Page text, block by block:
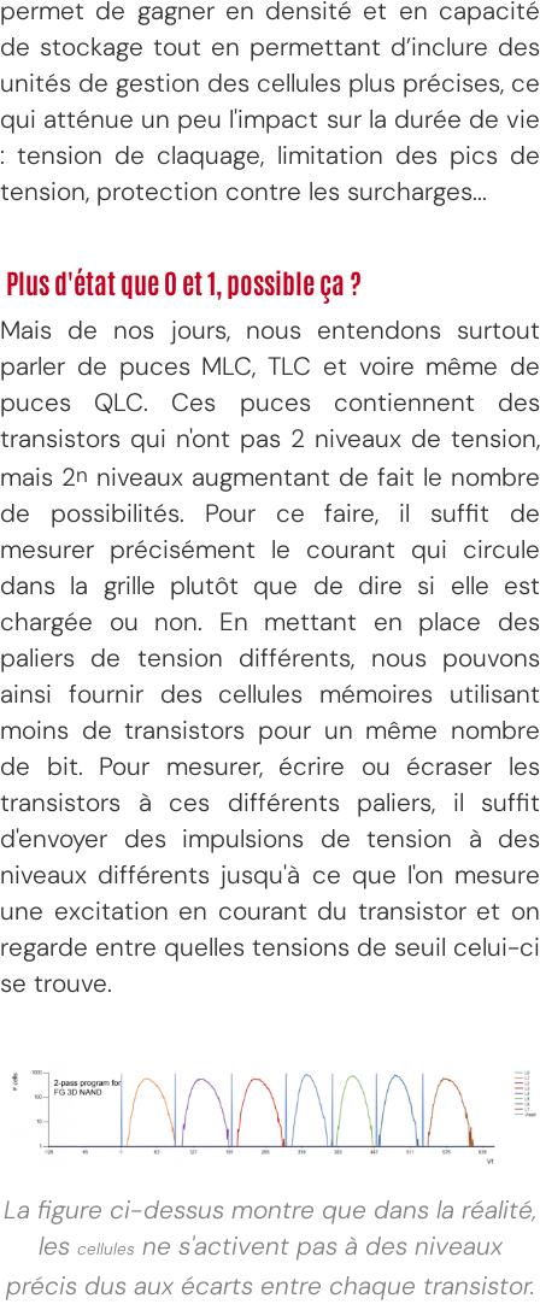
permet de gagner en densité et en capacité
de stockage tout en permettant d’inclure des
unités de gestion des cellules plus précises, ce
qui atténue un peu l'impact sur la durée de vie
: tension de claquage, limitation des pics de
tension, protection contre les surcharges...
Plus d'état que 0 et 1, possible ça ?
Mais de nos jours, nous entendons surtout
parler de puces MLC, TLC et voire même de
puces QLC. Ces puces contiennent des
transistors qui n'ont pas 2 niveaux de tension,
mais 2n niveaux augmentant de fait le nombre
de possibilités. Pour ce faire, il suffit de
mesurer précisément le courant qui circule
dans la grille plutôt que de dire si elle est
chargée ou non. En mettant en place des
paliers de tension différents, nous pouvons
ainsi fournir des cellules mémoires utilisant
moins de transistors pour un même nombre
de bit. Pour mesurer, écrire ou écraser les
transistors à ces différents paliers, il suffit
d'envoyer des impulsions de tension à des
niveaux différents jusqu'à ce que l'on mesure
une excitation en courant du transistor et on
regarde entre quelles tensions de seuil celui-ci
se trouve.
La figure ci-dessus montre que dans la réalité,
les cellules ne s'activent pas à des niveaux
précis dus aux écarts entre chaque transistor.